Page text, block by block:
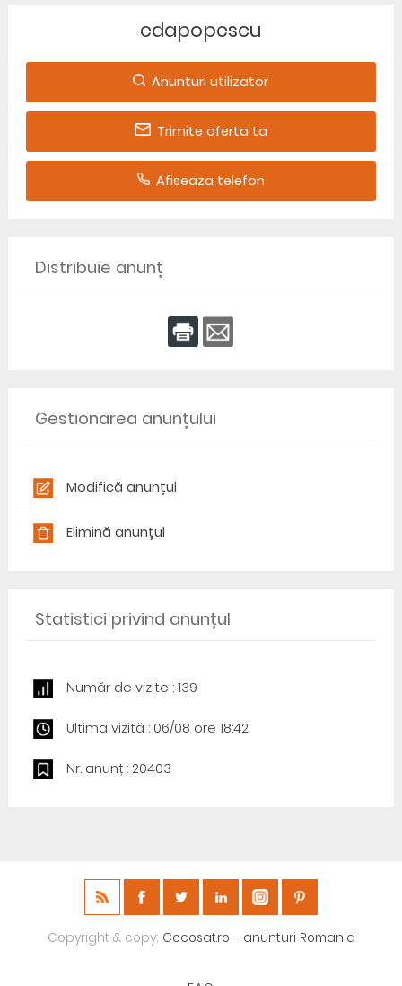
edapopescu
Anunturi utilizator
Trimite oferta ta
Afiseaza telefon
Distribuie anunț
Gestionarea anunțului
Modifică anunțul
Elimină anunțul
Statistici privind anunțul
Număr de vizite : 139
Ultima vizită : 06/08 ore 18:42
Nr. anunț : 20403
Copyright & copy; Cocosat.ro - anunturi Romania